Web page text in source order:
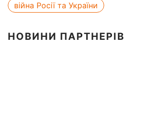
війна Росії та України
НОВИНИ ПАРТНЕРІВ